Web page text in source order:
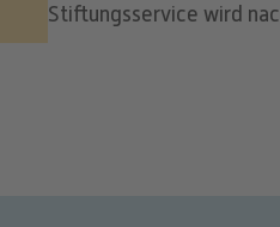
Stiftungsservice wird